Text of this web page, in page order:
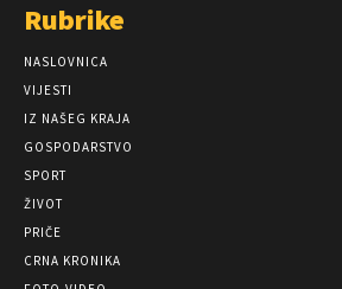
Rubrike
NASLOVNICA
VIJESTI
IZ NAŠEG KRAJA
GOSPODARSTVO
SPORT
ŽIVOT
PRIČE
CRNA KRONIKA